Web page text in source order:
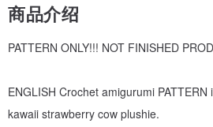
商品介绍
PATTERN ONLY!!! NOT FINISHED
ENGLISH Crochet amigurumi
kawaii strawberry cow plushie.